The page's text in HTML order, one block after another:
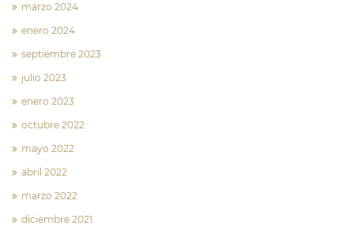
marzo 2024
enero 2024
septiembre 2023
julio 2023
enero 2023
octubre 2022
mayo 2022
abril 2022
marzo 2022
diciembre 2021